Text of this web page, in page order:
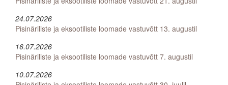
24.07.2026
Pisinäriliste ja eksootiliste loomade vastuvõtt 13. augustil
16.07.2026
Pisinäriliste ja eksootiliste loomade vastuvõtt 7. augustil
10.07.2026